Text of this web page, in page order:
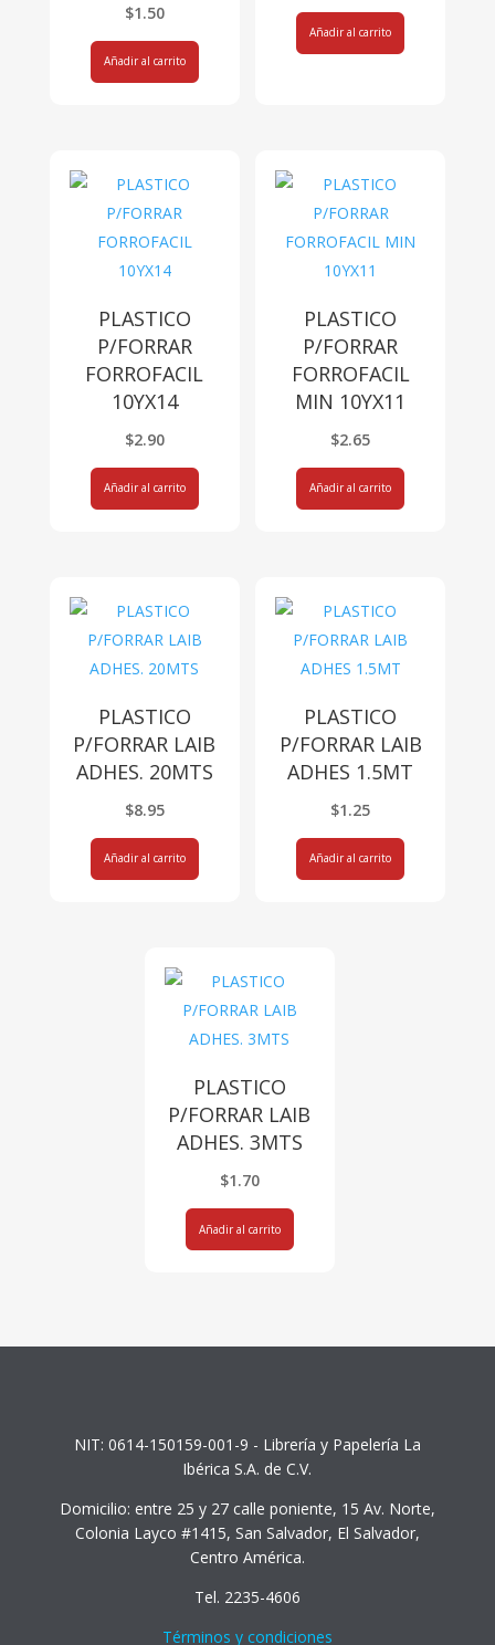
$1.50
Añadir al carrito
Añadir al carrito
PLASTICO
P/FORRAR
FORROFACIL
10YX14
$2.90
Añadir al carrito
PLASTICO
P/FORRAR
FORROFACIL
MIN 10YX11
$2.65
Añadir al carrito
PLASTICO
P/FORRAR LAIB
ADHES. 20MTS
$8.95
Añadir al carrito
PLASTICO
P/FORRAR LAIB
ADHES 1.5MT
$1.25
Añadir al carrito
PLASTICO
P/FORRAR LAIB
ADHES. 3MTS
$1.70
Añadir al carrito
NIT: 0614-150159-001-9 - Librería y Papelería La
Ibérica S.A. de C.V.
Domicilio: entre 25 y 27 calle poniente, 15 Av. Norte,
Colonia Layco #1415, San Salvador, El Salvador,
Centro América.
Tel. 2235-4606
Términos y condiciones